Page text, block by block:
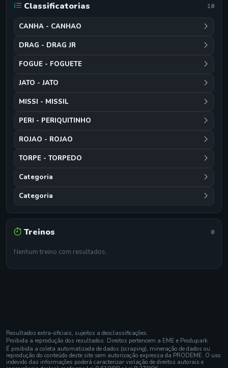
Classificatorias 10
CANHA - CANHAO
DRAG - DRAG JR
FOGUE - FOGUETE
JATO - JATO
MISSI - MISSIL
PERI - PERIQUITINHO
ROJAO - ROJAO
TORPE - TORPEDO
Categoria
Categoria
Treinos 0
Nenhum treino com resultados.
Resultados extra-oficiais, sujeitos a desclassificações.
Proibida a reprodução dos resultados. Direitos pertencem a EME e Produpark.
É proibida a coleta automatizada de dados (scraping), mineração de dados ou
reprodução do conteúdo deste site sem autorização expressa da PRODEME. O uso
indevido das informações poderá caracterizar violação de direitos autorais e